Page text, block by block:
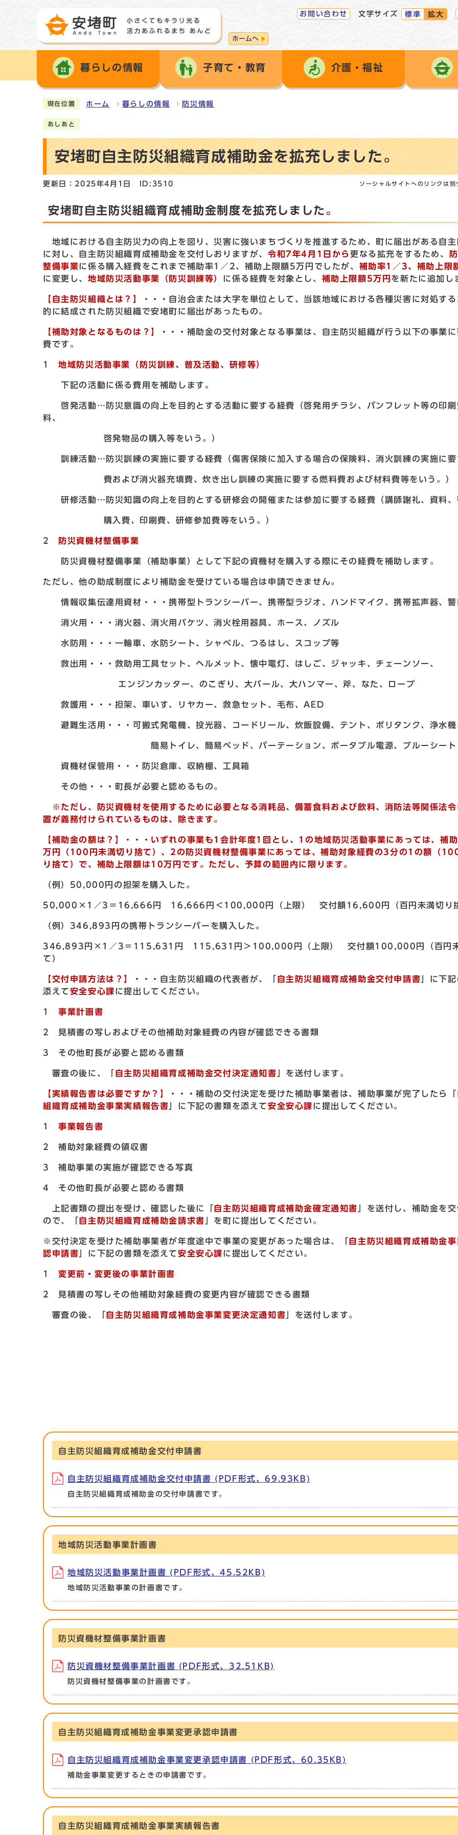
ホームへ
お問い合わせ 文字サイズ 標準 拡大
暮らしの情報 子育て・教育 介護・福祉
現在位置 ホーム 暮らしの情報 防災情報
あしあと
安堵町自主防災組織育成補助金を拡充しました。
更新日：2025年4月1日 ID:3510 ソーシャルサイトへのリンクは別
安堵町自主防災組織育成補助金制度を拡充しました。
地域における自主防災力の向上を図り、災害に強いまちづくりを推進するため、町に届出がある自主
に対し、自主防災組織育成補助金を交付しおりますが、 令和7年4月1日から更なる拡充をするため、
整備事業に係る購入経費をこれまで補助率1／2、補助上限額5万円でしたが、 補助率1／3、補助上限
に変更し、 地域防災活動事業（防災訓練等） に係る経費を対象とし、 補助上限額5万円 を新たに追加し
【自主防災組織とは？】
・・・自治会または大字を単位として、当該地域における各種災害に対処する
的に結成された防災組織で安堵町に届出があったもの。
【補助対象となるものは？】
・・・補助金の交付対象となる事業は、自主防災組織が行う以下の事業
費です。
1地域防災活動事業（防災訓練、普及活動、研修等）
下記の活動に係る費用を補助します。
啓発活動…防災意識の向上を目的とする活動に要する経費（啓発用チラシ、パンフレット等の印刷
料、
啓発物品の購入等をいう。）
訓練活動…防災訓練の実施に要する経費（傷害保険に加入する場合の保険料、消火訓練の実施に要
費および消火器充填費、炊き出し訓練の実施に要する燃料費および材料費等をいう。）
研修活動…防災知識の向上を目的とする研修会の開催または参加に要する経費（講師謝礼、資料、
購入費、印刷費、研修参加費等をいう。）
2 防災資機材整備事業
防災資機材整備事業（補助事業）として下記の資機材を購入する際にその経費を補助します。
ただし、他の助成制度により補助金を受けている場合は申請できません。
情報収集伝達用資材・・・携帯型トランシーバー、携帯型ラジオ、ハンドマイク、携帯拡声器、警
消火用・・・消火器、消火用バケツ、消火栓用器具、ホース、ノズル
水防用・・・一輪車、水防シート、シャベル、つるはし、スコップ等
救出用・・・救助用工具セット、ヘルメット、懐中電灯、はしご、ジャッキ、チェーンソー、
エンジンカッター、のこぎり、大バール、大ハンマー、斧、なた、ロープ
救護用・・・担架、車いす、リヤカー、救急セット、毛布、AED
避難生活用・・・可搬式発電機、投光器、コードリール、炊飯設備、テント、ポリタンク、浄水機
簡易トイレ、簡易ベッド、パーテーション、ポータブル電源、ブルーシート
資機材保管用・・・防災倉庫、収納棚、工具箱
その他・・・町長が必要と認めるもの。
※ただし、防災資機材を使用するために必要となる消耗品、備蓄食料および飲料、消防法等関係法令
置が義務付けられているものは、除きます。
【補助金の額は？】 ・・・ いずれの事業も1会計年度1回とし、1の地域防災活動事業にあっては、補
万円（100円未満切り捨て）、2の防災資機材整備事業にあっては、補助対象経費の3分の1の額（
り捨て）で、補助上限額は10万円です。ただし、予算の範囲内に限ります。
（例）50,000円の担架を購入した。
50,000×1／3＝16,666円 16,666円＜100,000円（上限） 交付額16,600円（百円未満切り捨
（例）346,893円の携帯トランシーバーを購入した。
346,893円×1／3＝115,631円 115,631円＞100,000円（上限） 交付額100,000円（百円未
て）
【交付申請方法は？】 ・・・自主防災組織の代表者が、「 自主防災組織育成補助金交付申請書 」に下
添えて安全安心課に提出してください。
1事業計画書
2 見積書の写しおよびその他補助対象経費の内容が確認できる書類
3 その他町長が必要と認める書類
審査の後に、「 自主防災組織育成補助金交付決定通知書 」を送付します。
【実績報告書は必要ですか？】 ・・・補助の交付決定を受けた補助事業者は、補助事業が完了したら「
組織育成補助金事業実績報告書 」に下記の書類を添えて安全安心課に提出してください。
1事業報告書
2 補助対象経費の領収書
3 補助事業の実施が確認できる写真
4 その他町長が必要と認める書類
上記書類の提出を受け、確認した後に「 自主防災組織育成補助金確定通知書
」を送付し、補助金を
ので、「
自主防災組織育成補助金請求書 」を町に提出してください。
※交付決定を受けた補助事業者が年度途中で事業の変更があった場合は、「
自主防災組織育成補助金
認申請書 」に下記の書類を添えて安全安心課に提出してください。
1変更前・変更後の事業計画書
2 見積書の写しその他補助対象経費の変更内容が確認できる書類
審査の後、「 自主防災組織育成補助金事業変更決定通知書 」を送付します。
自主防災組織育成補助金交付申請書
自主防災組織育成補助金交付申請書 (PDF形式、69.93KB)
自主防災組織育成補助金の交付申請書です。
地域防災活動事業計画書
地域防災活動事業計画書 (PDF形式、45.52KB)
地域防災活動事業の計画書です。
防災資機材整備事業計画書
防災資機材整備事業計画書 (PDF形式、32.51KB)
防災資機材整備事業の計画書です。
自主防災組織育成補助金事業変更承認申請書
自主防災組織育成補助金事業変更承認申請書 (PDF形式、60.35KB)
補助金事業変更するときの申請書です。
自主防災組織育成補助金事業実績報告書